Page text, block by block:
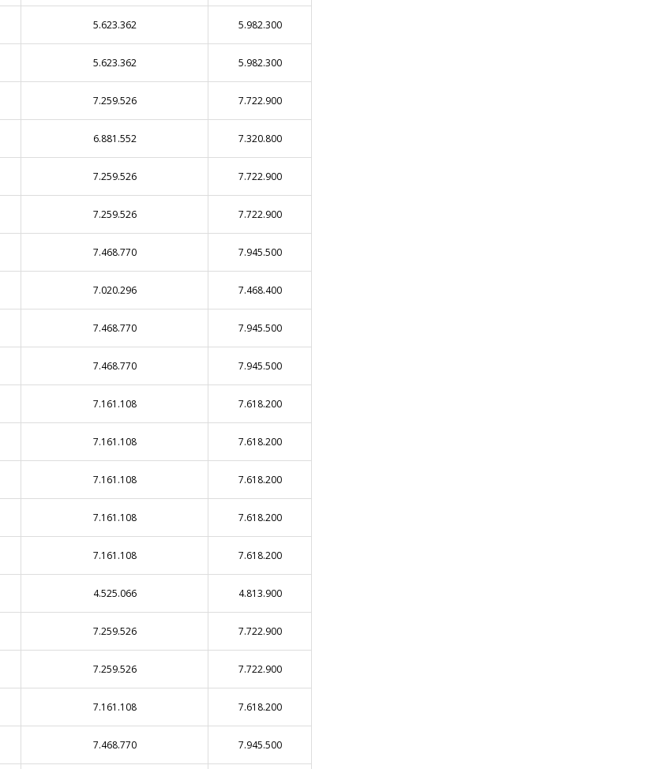
5.623.362 5.982.300
5.623.362 5.982.300
7.259.526 7.722.900
6.881.552 7.320.800
7.259.526 7.722.900
7.259.526 7.722.900
7.468.770 7.945.500
7.020.296 7.468.400
7.468.770 7.945.500
7.468.770 7.945.500
7.161.108 7.618.200
7.161.108 7.618.200
7.161.108 7.618.200
7.161.108 7.618.200
7.161.108 7.618.200
4.525.066 4.813.900
7.259.526 7.722.900
7.259.526 7.722.900
7.161.108 7.618.200
7.468.770 7.945.500